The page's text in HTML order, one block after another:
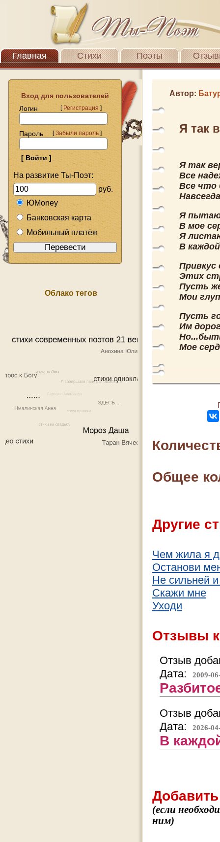
Главная Стихи Поэты
Вход для пользователей
Логин
[Регистрация]
Пароль [Забыли пароль]
На развитие Ты-Поэт:
руб.
ЮMoney
Банковская карта
Мобильный платёж
Облако тегов
Автор:
Я так
Я так
Все
Все что
Я
В мое
Я
В
Привкус
Этих
Пусть
Мои
Пусть
Им
Мое
Общее
Другие
Чем жила я
Останови
Не сильней
Скажи мне
Уходи
Отзывы
Отзыв
Дата:
2009-
Отзыв
Дата:
2026-
В
(если
ним)